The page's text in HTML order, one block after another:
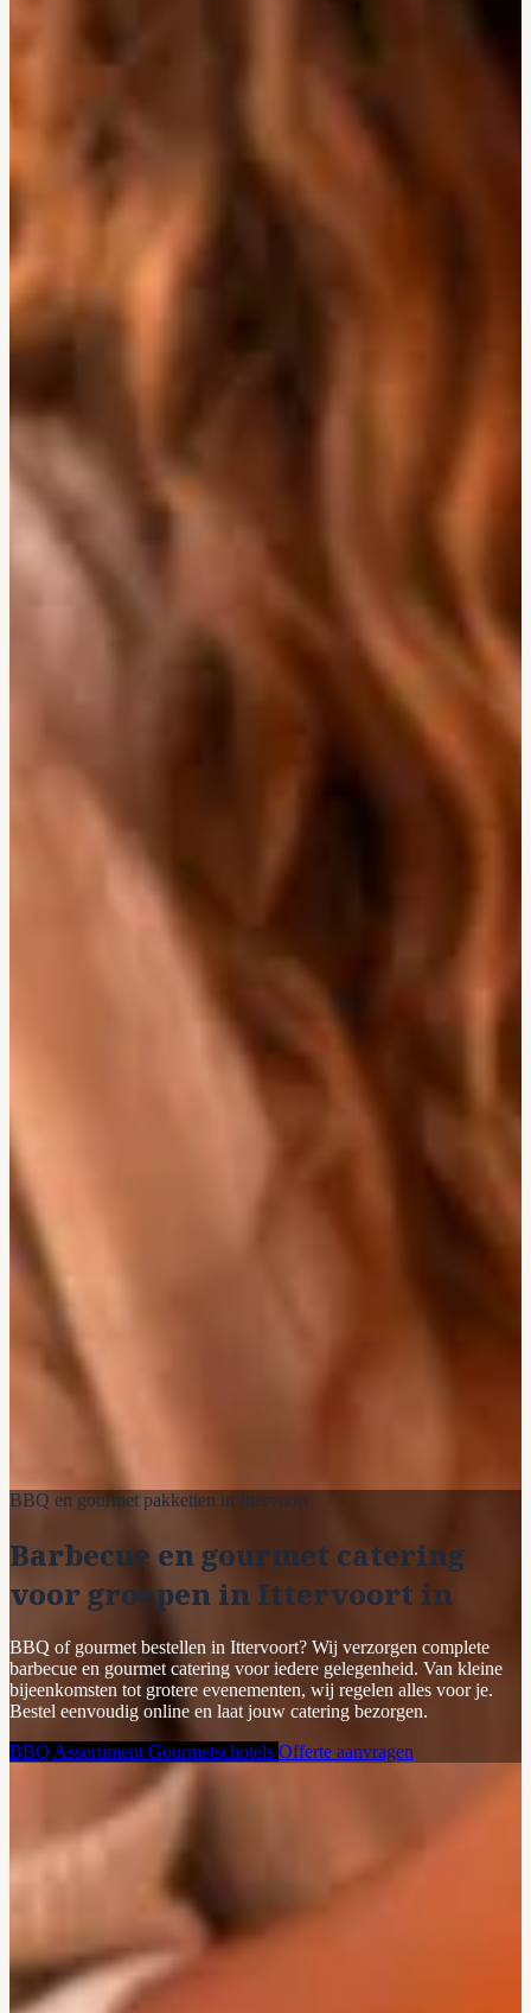
BBQ en gourmet pakketten in Ittervoort
Barbecue en gourmet catering
voor groepen in Ittervoort in
BBQ of gourmet bestellen in Ittervoort? Wij verzorgen complete
barbecue en gourmet catering voor iedere gelegenheid. Van kleine
bijeenkomsten tot grotere evenementen, wij regelen alles voor je.
Bestel eenvoudig online en laat jouw catering bezorgen.
BBQ Assortiment Gourmetschotels Offerte aanvragen